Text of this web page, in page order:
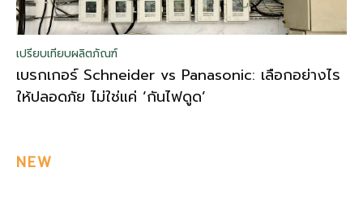
เปรียบเทียบผลิตภัณฑ์
เบรกเกอร์ Schneider vs Panasonic: เลือกอย่างไร
ให้ปลอดภัย ไม่ใช่แค่ ‘กันไฟดูด’
NEW